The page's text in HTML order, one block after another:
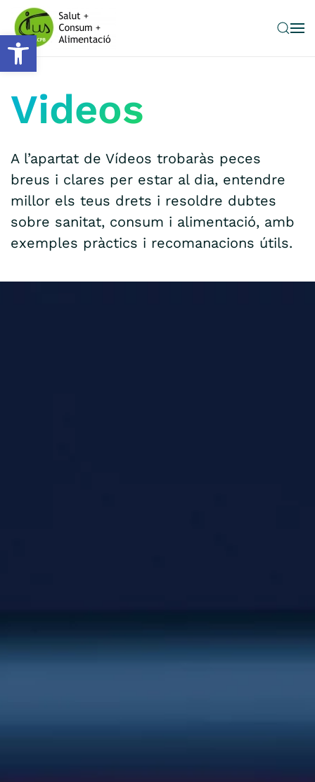
Obre la barra d'eines
Skip to main content
Videos
A l’apartat de Vídeos trobaràs peces
breus i clares per estar al dia, entendre
millor els teus drets i resoldre dubtes
sobre sanitat, consum i alimentació, amb
exemples pràctics i recomanacions útils.